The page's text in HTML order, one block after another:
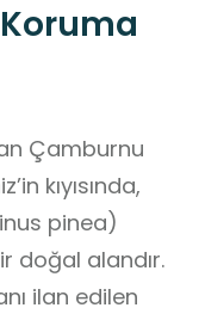
Çamburnu
kıyısında,
pinea)
doğal alandır.
ilan edilen